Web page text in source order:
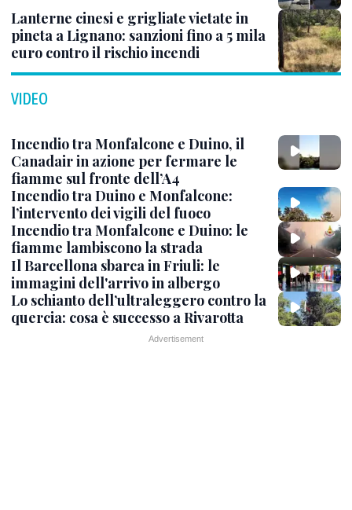
Lanterne cinesi e grigliate vietate in
pineta a Lignano: sanzioni fino a 5 mila
euro contro il rischio incendi
VIDEO
Incendio tra Monfalcone e Duino, il
Canadair in azione per fermare le
fiamme sul fronte dell’A4
Incendio tra Duino e Monfalcone:
l’intervento dei vigili del fuoco
Incendio tra Monfalcone e Duino: le
fiamme lambiscono la strada
Il Barcellona sbarca in Friuli: le
immagini dell'arrivo in albergo
Lo schianto dell’ultraleggero contro la
quercia: cosa è successo a Rivarotta